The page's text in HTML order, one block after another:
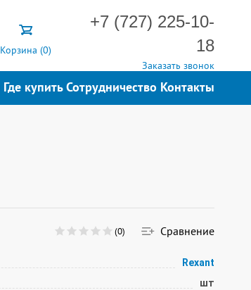
Корзина (0)
+7 (727) 225-10-
18
Заказать звонок
Где купитьСотрудничество Контакты
(0) Сравнение
Rexant
шт